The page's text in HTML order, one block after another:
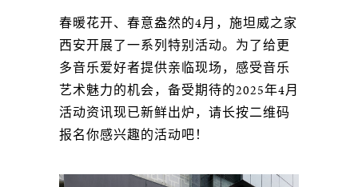
春暖花开、春意盎然的4月，施坦威之家
西安开展了一系列特别活动。为了给更
多音乐爱好者提供亲临现场，感受音乐
艺术魅力的机会，备受期待的2025年4月
活动资讯现已新鲜出炉，请长按二维码
报名你感兴趣的活动吧！